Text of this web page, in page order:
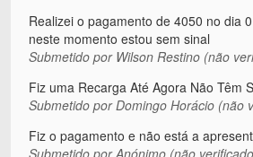
Realizei o pagamento de 4050 no dia
neste momento estou sem sinal
Submetido por Wilson Restino (não
Fiz uma Recarga Até Agora Não Têm
Submetido porDomingo Horácio (não
Fiz o pagamento e não está a
Submetido porAnónimo (não